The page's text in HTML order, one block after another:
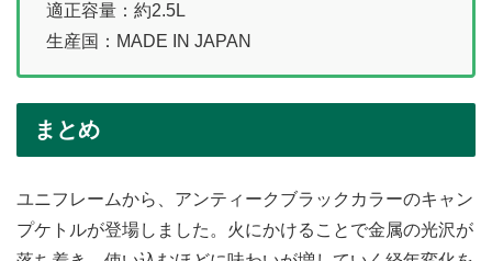
適正容量：約2.5L
生産国：MADE IN JAPAN
まとめ
ユニフレームから、アンティークブラックカラーのキャン
プケトルが登場しました。火にかけることで金属の光沢が